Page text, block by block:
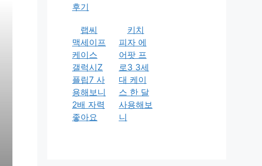
후기
랩씨
맥세이프
케이스
갤럭시Z
플립7 사
용해보니
2배 자력
좋아요
키치
피자 에
어팟 프
로3 3세
대 케이
스 한 달
사용해보
니